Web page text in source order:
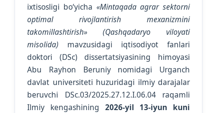
ixtisosligi bo‘yicha «Mintaqada agrar sektorni
optimal rivojlantirish mexanizmini
takomillashtirish» (Qashqadaryo viloyati
misolida) mavzusidagi iqtisodiyot fanlari
doktori (DSc) dissertatsiyasining himoyasi
Abu Rayhon Beruniy nomidagi Urganch
davlat universiteti huzuridagi ilmiy darajalar
beruvchi DSc.03/2025.27.12.I.06.04 raqamli
Ilmiy kengashining 2026-yil 13-iyun kuni